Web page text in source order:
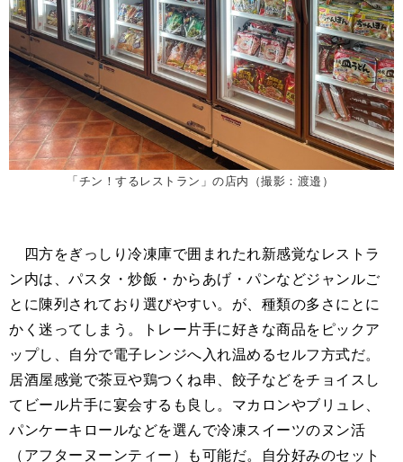
「チン！するレストラン」の店内（撮影：渡邉）
四方をぎっしり冷凍庫で囲まれたれ新感覚なレストラ
ン内は、パスタ・炒飯・からあげ・パンなどジャンルご
とに陳列されており選びやすい。が、種類の多さにとに
かく迷ってしまう。トレー片手に好きな商品をピックア
ップし、自分で電子レンジへ入れ温めるセルフ方式だ。
居酒屋感覚で茶豆や鶏つくね串、餃子などをチョイスし
てビール片手に宴会するも良し。マカロンやブリュレ、
パンケーキロールなどを選んで冷凍スイーツのヌン活
（アフターヌーンティー）も可能だ。自分好みのセット